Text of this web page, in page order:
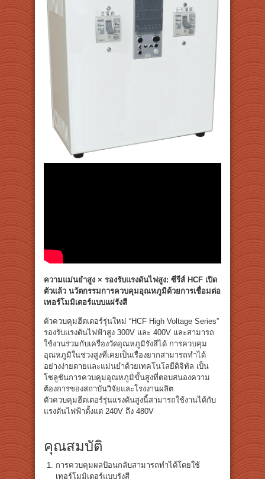
ความแม่นยำสูง × รองรับแรงดันไฟสูง: ซีรีส์ HCF เปิด
ตัวแล้ว นวัตกรรมการควบคุมอุณหภูมิด้วยการเชื่อมต่อ
เทอร์โมมิเตอร์แบบแผ่รังสี
ตัวควบคุมฮีตเตอร์รุ่นใหม่ “HCF High Voltage Series”
รองรับแรงดันไฟฟ้าสูง 300V และ 400V และสามารถ
ใช้งานร่วมกับเครื่องวัดอุณหภูมิรังสีได้ การควบคุม
อุณหภูมิในช่วงสูงที่เคยเป็นเรื่องยากสามารถทำได้
อย่างง่ายดายและแม่นยำด้วยเทคโนโลยีดิจิทัล เป็น
โซลูชันการควบคุมอุณหภูมิขั้นสูงที่ตอบสนองความ
ต้องการของสถาบันวิจัยและโรงงานผลิต
ตัวควบคุมฮีตเตอร์รุ่นแรงดันสูงนี้สามารถใช้งานได้กับ
แรงดันไฟฟ้าตั้งแต่ 240V ถึง 480V
คุณสมบัติ
การควบคุมผลป้อนกลับสามารถทำได้โดยใช้
เทอร์โมมิเตอร์แบบรังสี